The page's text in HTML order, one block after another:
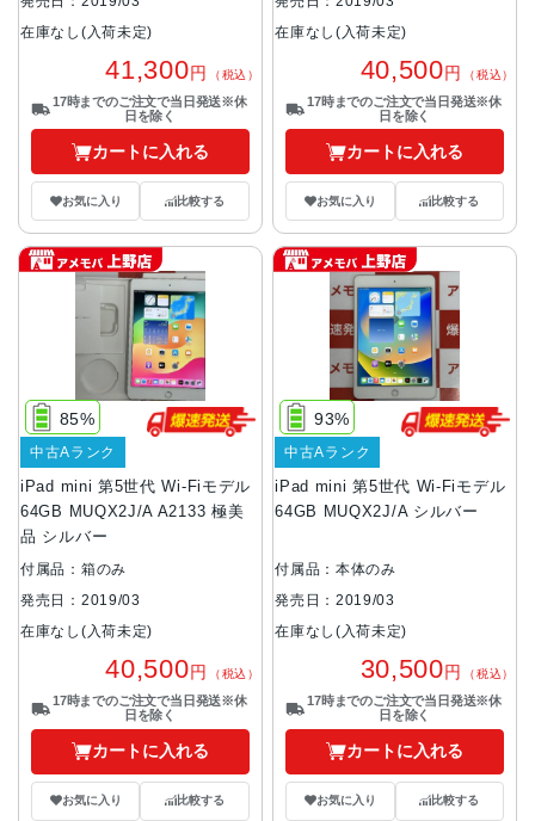
在庫なし(入荷未定)
41,300円 （税込）
17時までのご注文で当日発送※休
日を除く
カートに入れる
お気に入り 比較する
在庫なし(入荷未定)
40,500円 （税込）
17時までのご注文で当日発送※休
日を除く
カートに入れる
お気に入り 比較する
iPad mini 第5世代 Wi-Fiモデル
64GB MUQX2J/A A2133 極美
品 シルバー
85%
中古Aランク
付属品：箱のみ
発売日：2019/03
在庫なし(入荷未定)
40,500円 （税込）
17時までのご注文で当日発送※休
日を除く
カートに入れる
お気に入り 比較する
iPad mini 第5世代 Wi-Fiモデル
64GB MUQX2J/A シルバー
93%
中古Aランク
付属品：本体のみ
発売日：2019/03
在庫なし(入荷未定)
30,500円 （税込）
17時までのご注文で当日発送※休
日を除く
カートに入れる
お気に入り 比較する